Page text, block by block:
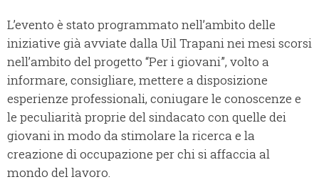
L’evento è stato programmato nell’ambito delle
iniziative già avviate dalla Uil Trapani nei mesi scorsi
nell’ambito del progetto “Per i giovani”, volto a
informare, consigliare, mettere a disposizione
esperienze professionali, coniugare le conoscenze e
le peculiarità proprie del sindacato con quelle dei
giovani in modo da stimolare la ricerca e la
creazione di occupazione per chi si affaccia al
mondo del lavoro.